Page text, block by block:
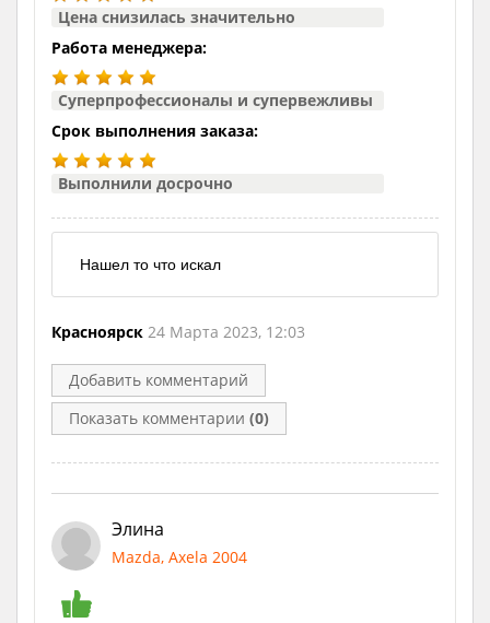
Цена снизилась значительно
Работа менеджера:
Суперпрофессионалы и супервежливы
Срок выполнения заказа:
Выполнили досрочно
Нашел то что искал
Красноярск 24 Марта 2023, 12:03
Добавить комментарий
Показать комментарии (0)
Элина
Mazda, Axela 2004